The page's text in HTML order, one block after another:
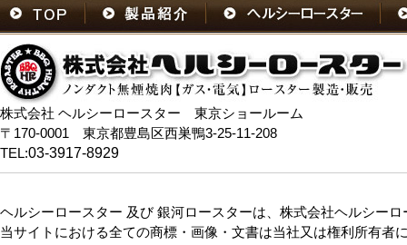
株式会社 ヘルシーロースター 東京ショールーム
〒170-0001 東京都豊島区西巣鴨3-25-11-208
TEL:03-3917-8929
ヘルシーロースター 及び 銀河ロースターは、株式会社ヘルシー
当サイトにおける全ての商標・画像・文書は当社又は権利所有者